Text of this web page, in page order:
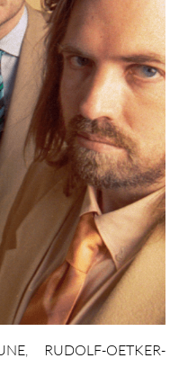
RUDOLF-OETKER-